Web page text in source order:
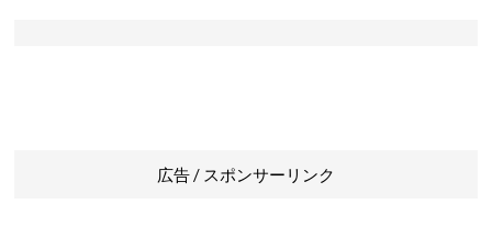
広告 / スポンサーリンク